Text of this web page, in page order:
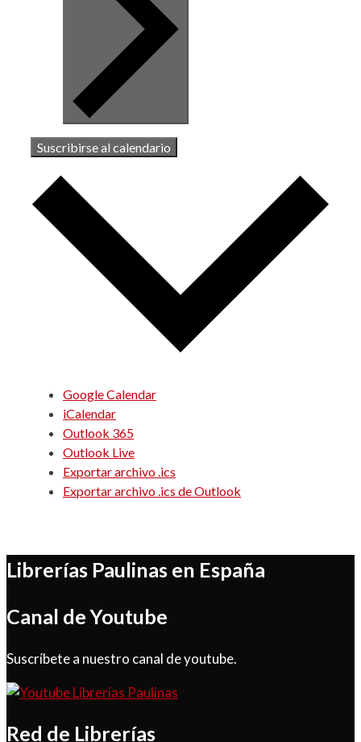
Suscribirse al calendario
Google Calendar
iCalendar
Outlook 365
Outlook Live
Exportar archivo .ics
Exportar archivo .ics de Outlook
Librerías Paulinas en España
Canal de Youtube
Suscríbete a nuestro canal de youtube.
Red de Librerías